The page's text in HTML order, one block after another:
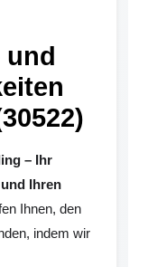
– Ihr
Ihren
Ihnen, den
indem wir